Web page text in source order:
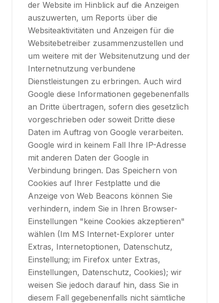
der Website im Hinblick auf die Anzeigen
auszuwerten, um Reports über die
Websiteaktivitäten und Anzeigen für die
Websitebetreiber zusammenzustellen und
um weitere mit der Websitenutzung und der
Internetnutzung verbundene
Dienstleistungen zu erbringen. Auch wird
Google diese Informationen gegebenenfalls
an Dritte übertragen, sofern dies gesetzlich
vorgeschrieben oder soweit Dritte diese
Daten im Auftrag von Google verarbeiten.
Google wird in keinem Fall Ihre IP-Adresse
mit anderen Daten der Google in
Verbindung bringen. Das Speichern von
Cookies auf Ihrer Festplatte und die
Anzeige von Web Beacons können Sie
verhindern, indem Sie in Ihren Browser-
Einstellungen "keine Cookies akzeptieren"
wählen (Im MS Internet-Explorer unter
Extras, Internetoptionen, Datenschutz,
Einstellung; im Firefox unter Extras,
Einstellungen, Datenschutz, Cookies); wir
weisen Sie jedoch darauf hin, dass Sie in
diesem Fall gegebenenfalls nicht sämtliche